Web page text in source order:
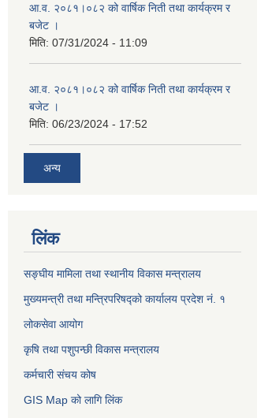
आ.व. २०८१।०८२ को वार्षिक निती तथा कार्यक्रम र
बजेट ।
मिति: 07/31/2024 - 11:09
आ.व. २०८१।०८२ को वार्षिक निती तथा कार्यक्रम र
बजेट ।
मिति: 06/23/2024 - 17:52
अन्य
लिंक
सङ्घीय मामिला तथा स्थानीय विकास मन्त्रालय
मुख्यमन्त्री तथा मन्त्रिपरिषद्को कार्यालय प्रदेश नं. १
लोकसेवा आयोग ​​​​
कृषि तथा पशुपन्छी विकास मन्त्रालय
कर्मचारी संचय कोष
GIS Map को लागि लिंक